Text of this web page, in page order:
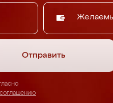
Отправить
соглашению